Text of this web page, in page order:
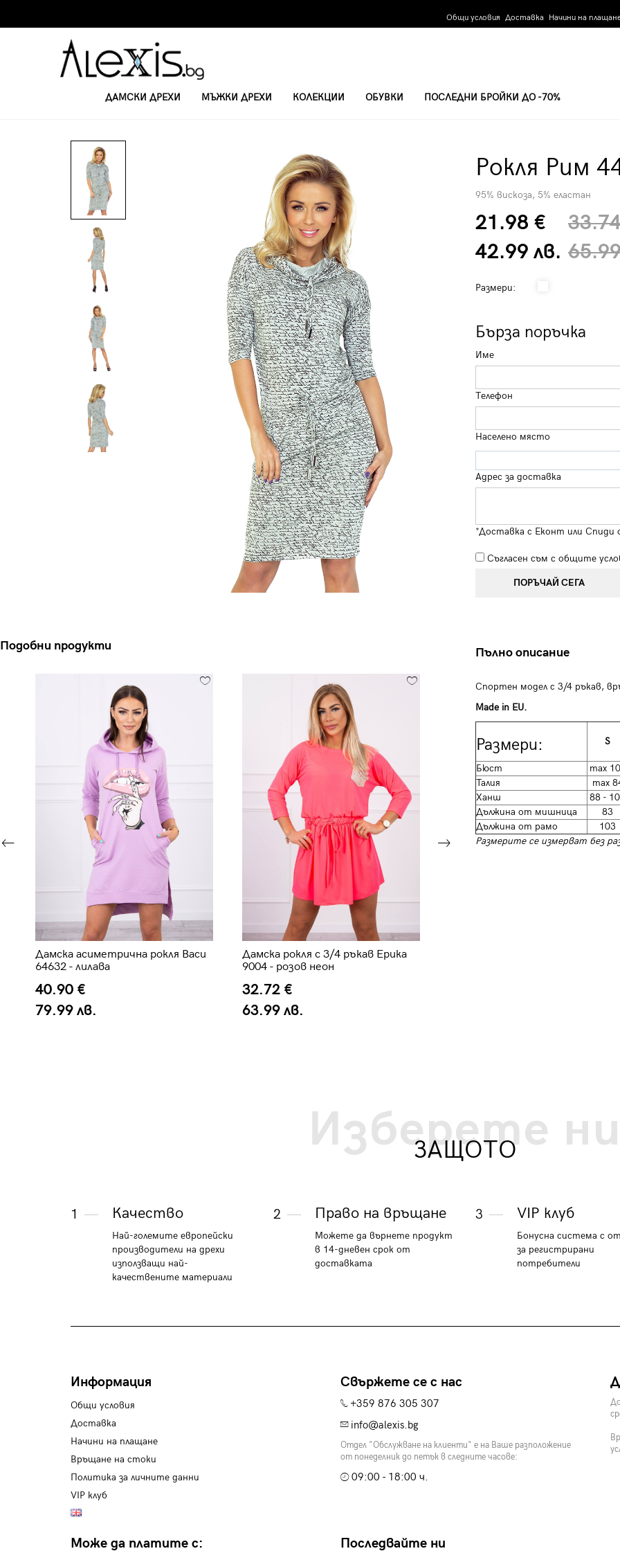
Общи условия Доставка Начини на
ДАМСКИ ДРЕХИ МЪЖКИ ДРЕХИ КОЛЕКЦИИ ОБУВКИ ПОСЛЕДНИ БРОЙКИ ДО -70%
Рокля Рим
95% вискоза, 5% еластан
21.98 €
42.99 лв.
Размери:
Бърза поръчка
Име
Телефон
Населено място
Адрес за доставка
*Доставка с Еконт или
Съгласен съм с общите
ПОРЪЧАЙ СЕГА
Подобни продукти
Дамска асиметрична рокля Васи
64632 - лилава
40.90 €
79.99 лв.
Дамска рокля с 3/4 ръкав Ерика
9004 - розов неон
32.72 €
63.99 лв.
Пълно описание
Спортен модел с 3/4 ръкав,
Made in EU.
Размери: S
Бюст max
Талия
max
Ханш
88 -
Дължина от мишница
83
Дължина от рамо
103
Размерите се измерват без
Изберете ни
ЗАЩОТО
1 Качество
Най-големите европейски
производители на дрехи
използващи най-
качествените материали
2 Право на връщане
Можете да върнете продукт
в 14-дневен срок от
доставката
3 VIP клуб
Бонусна система с
за регистрирани
потребители
Информация
Общи условия
Доставка
Начини на плащане
Връщане на стоки
Политика за личните данни
VIP клуб
Свържете се с нас
+359 876 305 307
info@alexis.bg
Отдел "Обслужване на клиенти" е на Ваше разположение
от понеделник до петък в следните часове:
09:00 - 18:00 ч.
Може да платите с: Последвайте ни